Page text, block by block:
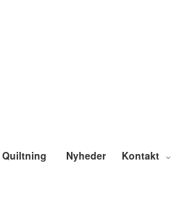
Quiltning Nyheder Kontakt